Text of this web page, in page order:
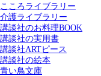
こころライブラリー
介護ライブラリー
講談社のお料理BOOK
講談社の実用書
講談社ARTピース
講談社の絵本
青い鳥文庫